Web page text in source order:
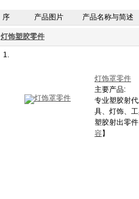
序 产品图片 产品名称与简述
灯饰塑胶零件
1.
灯饰罩零件
主要产品:
专业塑胶射
具、灯饰、
塑胶射出零
容】